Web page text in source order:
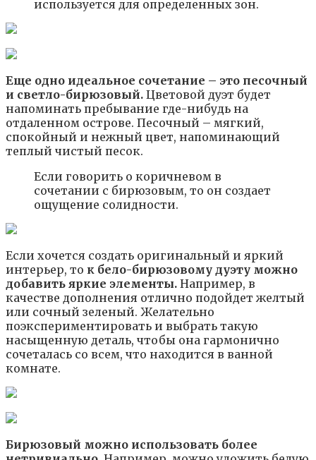
используется для определенных зон.
Еще одно идеальное сочетание – это песочный
и светло-бирюзовый. Цветовой дуэт будет
напоминать пребывание где-нибудь на
отдаленном острове. Песочный – мягкий,
спокойный и нежный цвет, напоминающий
теплый чистый песок.
Если говорить о коричневом в
сочетании с бирюзовым, то он создает
ощущение солидности.
Если хочется создать оригинальный и яркий
интерьер, то к бело-бирюзовому дуэту можно
добавить яркие элементы. Например, в
качестве дополнения отлично подойдет желтый
или сочный зеленый. Желательно
поэкспериментировать и выбрать такую
насыщенную деталь, чтобы она гармонично
сочеталась со всем, что находится в ванной
комнате.
Бирюзовый можно использовать более